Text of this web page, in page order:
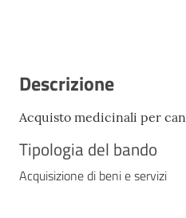
Descrizione
Acquisto medicinali per
Tipologia del bando
Acquisizione di beni e servizi